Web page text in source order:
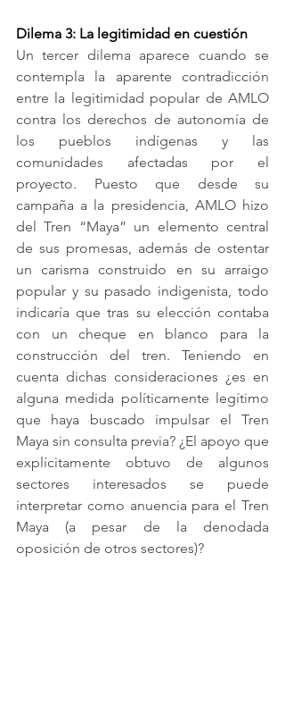
Dilema 3: La legitimidad en cuestión
Un tercer dilema aparece cuando se
contempla la aparente contradicción
entre la legitimidad popular de AMLO
contra los derechos de autonomía de
los pueblos indígenas y las
comunidades afectadas por el
proyecto. Puesto que desde su
campaña a la presidencia, AMLO hizo
del Tren “Maya” un elemento central
de sus promesas, además de ostentar
un carisma construido en su arraigo
popular y su pasado indigenista, todo
indicaría que tras su elección contaba
con un cheque en blanco para la
construcción del tren. Teniendo en
cuenta dichas consideraciones ¿es en
alguna medida políticamente legítimo
que haya buscado impulsar el Tren
Maya sin consulta previa? ¿El apoyo que
explícitamente obtuvo de algunos
sectores interesados se puede
interpretar como anuencia para el Tren
Maya (a pesar de la denodada
oposición de otros sectores)?